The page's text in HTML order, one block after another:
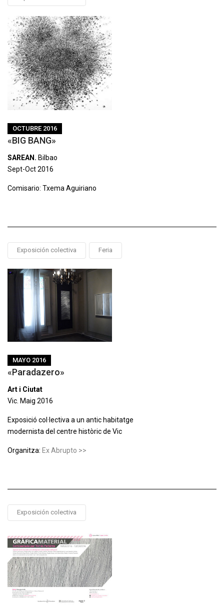
OCTUBRE 2016
«BIG BANG»
SAREAN. Bilbao
Sept-Oct 2016
Comisario: Txema Aguiriano
Exposición colectiva Feria
MAYO 2016
«Paradazero»
Art i Ciutat
Vic. Maig 2016
Exposició col·lectiva a un antic habitatge
modernista del centre històric de Vic
Organitza: Ex Abrupto >>
Exposición colectiva